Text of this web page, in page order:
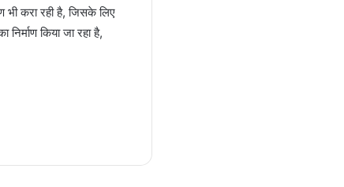
करा रही है, जिसके लिए
किया जा रहा है,